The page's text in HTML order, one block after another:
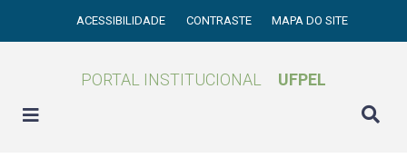
ACESSIBILIDADE CONTRASTE MAPA DO SITE
PORTAL INSTITUCIONAL UFPEL